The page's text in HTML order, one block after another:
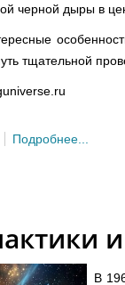
черной дыры в
тщательной
Подробнее...
В